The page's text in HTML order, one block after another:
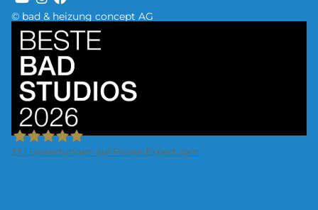
© bad & heizung concept AG
273 Bewertungen auf ProvenExpert.com